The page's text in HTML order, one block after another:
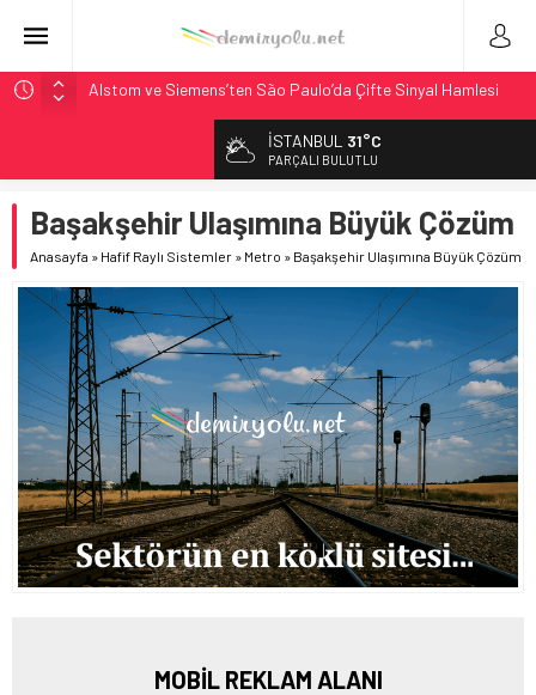
Alstom ve Siemens’ten São Paulo’da Çifte Sinyal Hamlesi
Siemens ve Stadler’dan Berlin S-Bahn’a 350 Trenlik Dev
Japonya Maglev Onayı: Bütçe 11 Trilyon Yen, Hedef 2036
Toronto Metrosu’nda Kapasite %40 Artıyor: Hitachi Rail
İmzaladı
İndi
İSTANBUL 31°C
PARÇALI BULUTLU
Başakşehir Ulaşımına Büyük Çözüm
Anasayfa » Hafif Raylı Sistemler » Metro » Başakşehir Ulaşımına Büyük Çözüm
MOBİL REKLAM ALANI